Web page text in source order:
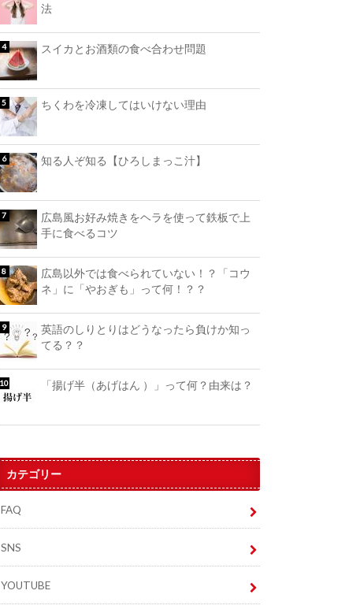
法
スイカとお酒類の食べ合わせ問題
ちくわを冷凍してはいけない理由
知る人ぞ知る【ひろしまっこ汁】
広島風お好み焼きをヘラを使って鉄板で上
手に食べるコツ
広島以外では食べられていない！？「コウ
ネ」に「やおぎも」って何！？？
英語のしりとりはどうなったら負けか知っ
てる？？
「揚げ半（あげはん ）」って何？由来は？
カテゴリー
FAQ
SNS
YOUTUBE